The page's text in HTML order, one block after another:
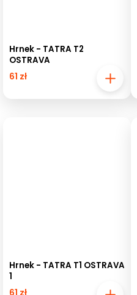
Hrnek - TATRA T2
OSTRAVA
61 zł
Hrnek - TATRA T1 OSTRAVA
1
61 zł